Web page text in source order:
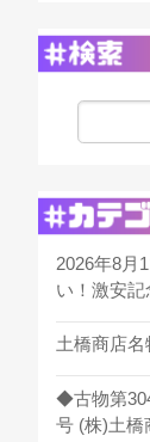
2026年8月
い！激安記
土橋商店名
◆古物第
号 (株)土